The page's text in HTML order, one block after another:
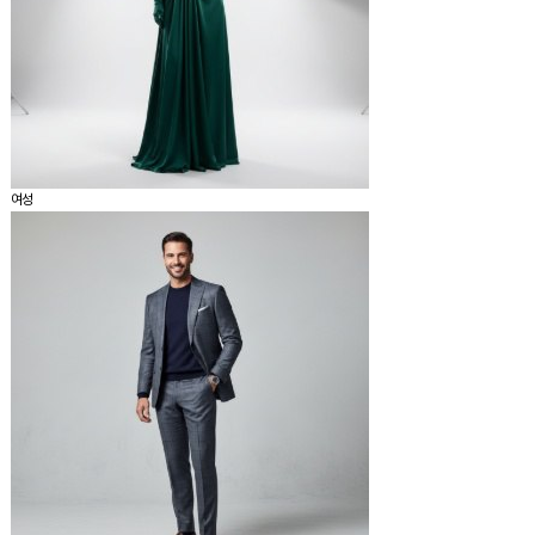
여성